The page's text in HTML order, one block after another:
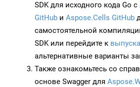
SDK для исходного кода Go с
GitHub и Aspose.Cells GitHub
самостоятельной
SDK или перейдите к
альтернативные варианты
Также ознакомьтесь со
основе Swagger для